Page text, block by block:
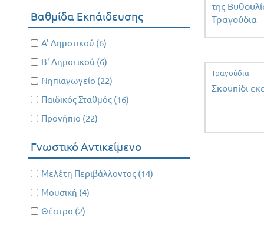
filter
Βαθμίδα Εκπάιδευσης
Apply Α' Δημοτικού filter
Α' Δημοτικού (6)
Apply Β' Δημοτικού filter
Β' Δημοτικού (6)
Δημοτικού
Apply Νηπιαγωγείο filter
Νηπιαγωγείο (22)
Νηπιαγωγείο
Apply Παιδικός Σταθμός filter
Παιδικός Σταθμός (16)
Apply Προνήπιο filter
Προνήπιο (22)
filter
Γνωστικό Αντικείμενο
Apply Μελέτη Περιβάλλοντος filter
Μελέτη Περιβάλλοντος (14)
Apply Μουσική filter
Μουσική (4)
Apply Θέατρο filter
Θέατρο (2)
της
Τραγούδια
Τραγούδια
Σκουπίδι